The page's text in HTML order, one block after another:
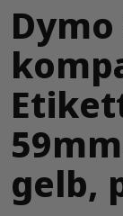
Dymo
gelb,